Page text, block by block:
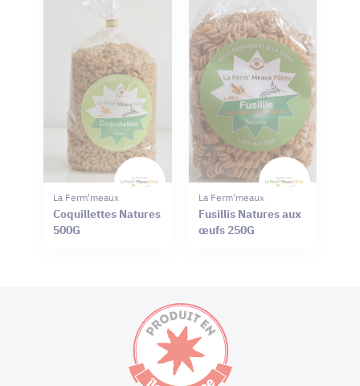
La Ferm'meaux Pâtes
Coquillettes Natures
500G
La Ferm'meaux Pâtes
Fusillis Natures aux
œufs 250G